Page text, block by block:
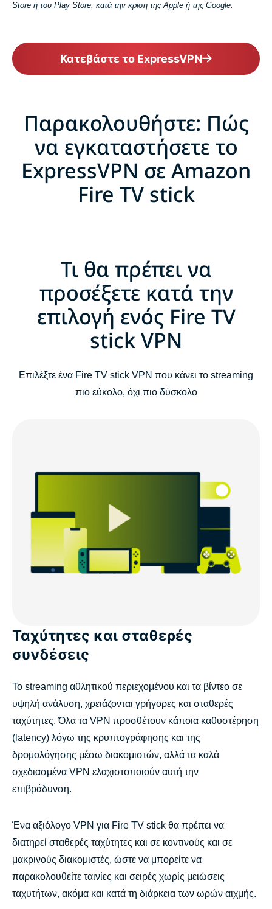
Store ή του Play Store, κατά την κρίση της Apple ή της Google.
Κατεβάστε το ExpressVPN
Παρακολουθήστε: Πώς
να εγκαταστήσετε το
ExpressVPN σε Amazon
Fire TV stick
Τι θα πρέπει να
προσέξετε κατά την
επιλογή ενός Fire TV
stick VPN
Επιλέξτε ένα Fire TV stick VPN που κάνει το streaming
πιο εύκολο, όχι πιο δύσκολο
Ταχύτητες και σταθερές
συνδέσεις
Το streaming αθλητικού περιεχομένου και τα βίντεο σε
υψηλή ανάλυση, χρειάζονται γρήγορες και σταθερές
ταχύτητες. Όλα τα VPN προσθέτουν κάποια καθυστέρηση
(latency) λόγω της κρυπτογράφησης και της
δρομολόγησης μέσω διακομιστών, αλλά τα καλά
σχεδιασμένα VPN ελαχιστοποιούν αυτή την
επιβράδυνση.
Ένα αξιόλογο VPN για Fire TV stick θα πρέπει να
διατηρεί σταθερές ταχύτητες και σε κοντινούς και σε
μακρινούς διακομιστές, ώστε να μπορείτε να
παρακολουθείτε ταινίες και σειρές χωρίς μειώσεις
ταχυτήτων, ακόμα και κατά τη διάρκεια των ωρών αιχμής.